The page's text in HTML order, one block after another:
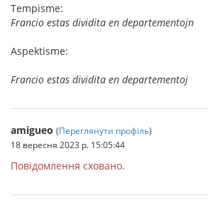
Tempisme:
Francio estas dividita en departementojn
Aspektisme:
Francio estas dividita en departementoj
amigueo (Переглянути профіль)
18 вересня 2023 р. 15:05:44
Повідомлення сховано.